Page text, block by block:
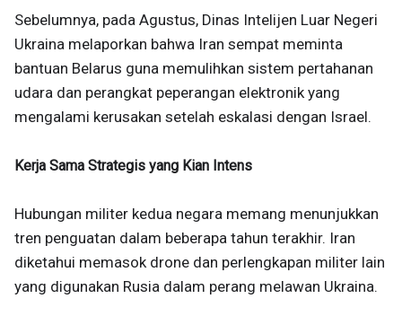
Sebelumnya, pada Agustus, Dinas Intelijen Luar Negeri
Ukraina melaporkan bahwa Iran sempat meminta
bantuan Belarus guna memulihkan sistem pertahanan
udara dan perangkat peperangan elektronik yang
mengalami kerusakan setelah eskalasi dengan Israel.
Kerja Sama Strategis yang Kian Intens
Hubungan militer kedua negara memang menunjukkan
tren penguatan dalam beberapa tahun terakhir. Iran
diketahui memasok drone dan perlengkapan militer lain
yang digunakan Rusia dalam perang melawan Ukraina.